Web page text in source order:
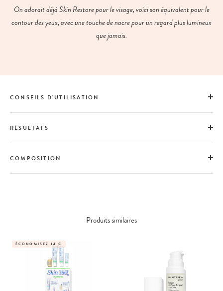
On adorait déjà Skin Restore pour le visage, voici son équivalent pour le
contour des yeux, avec une touche de nacre pour un regard plus lumineux
que jamais.
CONSEILS D'UTILISATION
RÉSULTATS
COMPOSITION
Produits similaires
ÉCONOMISEZ 14 €